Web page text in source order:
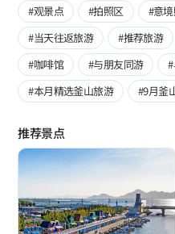
#观景点
#拍照区 #意
#当天往返旅游
#推荐旅游
#咖啡馆
#与朋友同游
#本月精选釜山旅游
#9月釜
推荐景点